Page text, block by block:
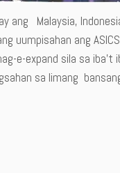
ang Malaysia,
uumpisahan ang
e-expand sila sa
sa limang